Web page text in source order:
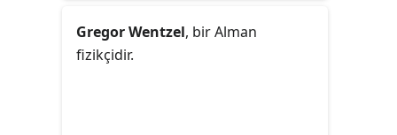
yayınlanıyordu.
ve 1934 Dünya Kupalarının ev
sahipleri tek adayın tayin
edilmesiyle belirlenmiştir. 1938'den
Gregor Wentzel, bir Alman
fizikçidir.